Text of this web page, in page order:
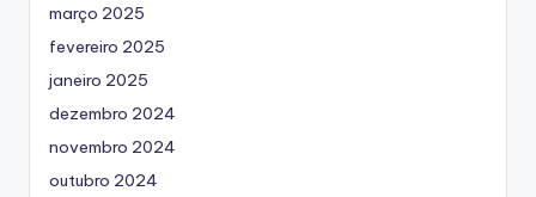
março 2025
fevereiro 2025
janeiro 2025
dezembro 2024
novembro 2024
outubro 2024